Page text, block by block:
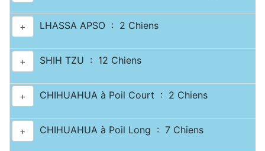
+ LHASSA APSO : 2 Chiens
+ SHIH TZU : 12 Chiens
+ CHIHUAHUA à Poil Court : 2 Chiens
+ CHIHUAHUA à Poil Long : 7 Chiens